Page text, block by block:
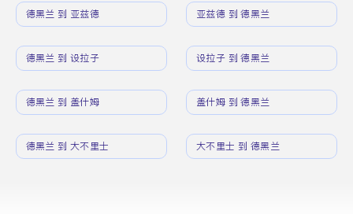
德黑兰 到 亚兹德 亚兹德 到 德黑兰
德黑兰 到 设拉子 设拉子 到 德黑兰
德黑兰 到 盖什姆 盖什姆 到 德黑兰
德黑兰 到 大不里士 大不里士 到 德黑兰